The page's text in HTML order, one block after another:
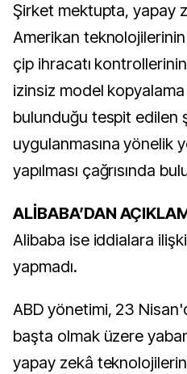
Şirket mektupta, yapay
Amerikan teknolojilerinin
çip ihracatı kontrollerinin
izinsiz model
bulunduğu tespit edilen
uygulanmasına yönelik
yapılması çağrısında
ALİBABA’DAN
Alibaba ise iddialara
yapmadı.
ABD yönetimi, 23
başta olmak üzere
yapay zekâ